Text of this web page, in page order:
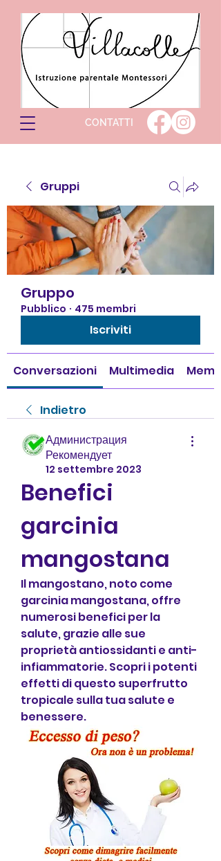
CONTATTI
Gruppi
Gruppo
Pubblico · 475 membri
Iscriviti
Conversazioni Multimedia
Indietro
Администрация
Рекомендует
12 settembre 2023
Benefici
garcinia
mangostana
Il mangostano, noto come
garcinia mangostana, offre
numerosi benefici per la
salute, grazie alle sue
proprietà antiossidanti e anti-
infiammatorie. Scopri i potenti
effetti di questo superfrutto
tropicale sulla tua salute e
benessere.